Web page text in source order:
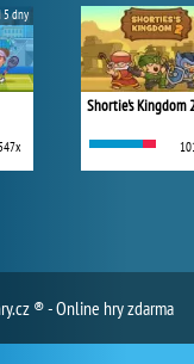
5 dny
Shortie's Kingdom
® - Online hry zdarma